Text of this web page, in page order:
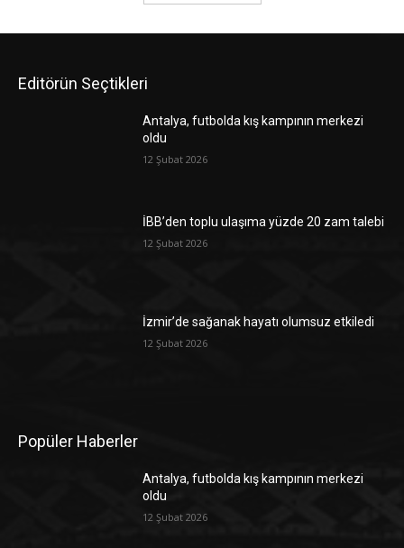
Editörün Seçtikleri
Antalya, futbolda kış kampının merkezi
oldu
12 Şubat 2026
İBB’den toplu ulaşıma yüzde 20 zam talebi
12 Şubat 2026
İzmir’de sağanak hayatı olumsuz etkiledi
12 Şubat 2026
Popüler Haberler
Antalya, futbolda kış kampının merkezi
oldu
12 Şubat 2026